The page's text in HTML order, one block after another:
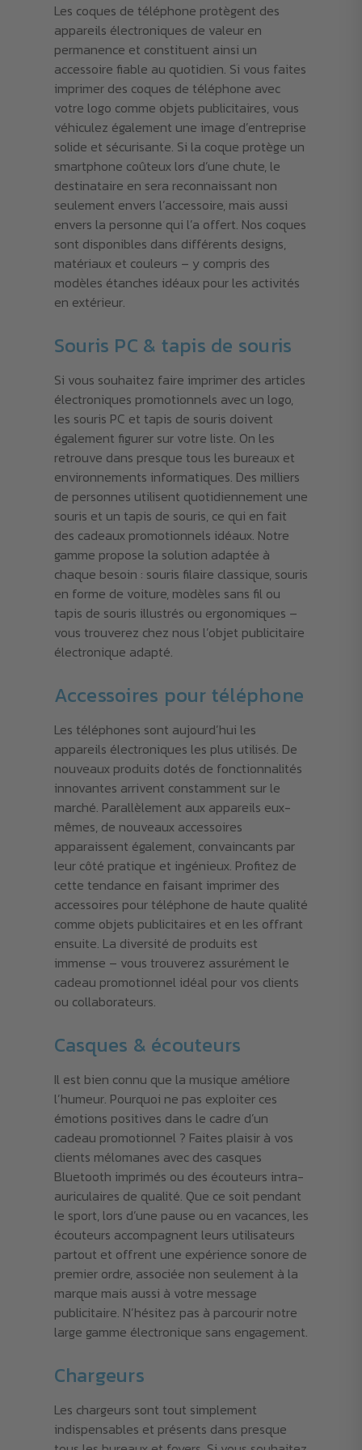
Les coques de téléphone protègent des
appareils électroniques de valeur en
permanence et constituent ainsi un
accessoire fiable au quotidien. Si vous faites
imprimer des coques de téléphone avec
votre logo comme objets publicitaires, vous
véhiculez également une image d’entreprise
solide et sécurisante. Si la coque protège un
smartphone coûteux lors d’une chute, le
destinataire en sera reconnaissant non
seulement envers l’accessoire, mais aussi
envers la personne qui l’a offert. Nos coques
sont disponibles dans différents designs,
matériaux et couleurs – y compris des
modèles étanches idéaux pour les activités
en extérieur.
Souris PC & tapis de souris
Si vous souhaitez faire imprimer des articles
électroniques promotionnels avec un logo,
les souris PC et tapis de souris doivent
également figurer sur votre liste. On les
retrouve dans presque tous les bureaux et
environnements informatiques. Des milliers
de personnes utilisent quotidiennement une
souris et un tapis de souris, ce qui en fait
des cadeaux promotionnels idéaux. Notre
gamme propose la solution adaptée à
chaque besoin : souris filaire classique, souris
en forme de voiture, modèles sans fil ou
tapis de souris illustrés ou ergonomiques –
vous trouverez chez nous l’objet publicitaire
électronique adapté.
Accessoires pour téléphone
Les téléphones sont aujourd’hui les
appareils électroniques les plus utilisés. De
nouveaux produits dotés de fonctionnalités
innovantes arrivent constamment sur le
marché. Parallèlement aux appareils eux-
mêmes, de nouveaux accessoires
apparaissent également, convaincants par
leur côté pratique et ingénieux. Profitez de
cette tendance en faisant imprimer des
accessoires pour téléphone de haute qualité
comme objets publicitaires et en les offrant
ensuite. La diversité de produits est
immense – vous trouverez assurément le
cadeau promotionnel idéal pour vos clients
ou collaborateurs.
Casques & écouteurs
Il est bien connu que la musique améliore
l’humeur. Pourquoi ne pas exploiter ces
émotions positives dans le cadre d’un
cadeau promotionnel ? Faites plaisir à vos
clients mélomanes avec des casques
Bluetooth imprimés ou des écouteurs intra-
auriculaires de qualité. Que ce soit pendant
le sport, lors d’une pause ou en vacances, les
écouteurs accompagnent leurs utilisateurs
partout et offrent une expérience sonore de
premier ordre, associée non seulement à la
marque mais aussi à votre message
publicitaire. N’hésitez pas à parcourir notre
large gamme électronique sans engagement.
Chargeurs
Les chargeurs sont tout simplement
indispensables et présents dans presque